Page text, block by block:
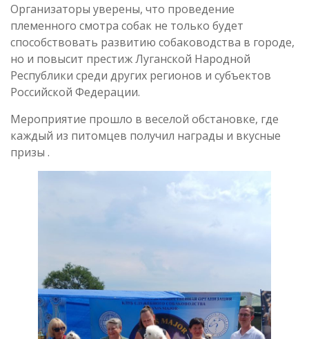
Организаторы уверены, что проведение
племенного смотра собак не только будет
способствовать развитию собаководства в городе,
но и повысит престиж Луганской Народной
Республики среди других регионов и субъектов
Российской Федерации.
Мероприятие прошло в веселой обстановке, где
каждый из питомцев получил награды и вкусные
призы .